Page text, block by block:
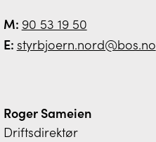
M: 90 53 19 50
E: styrbjoern.nord@bos.no
Roger Sameien
Driftsdirektør